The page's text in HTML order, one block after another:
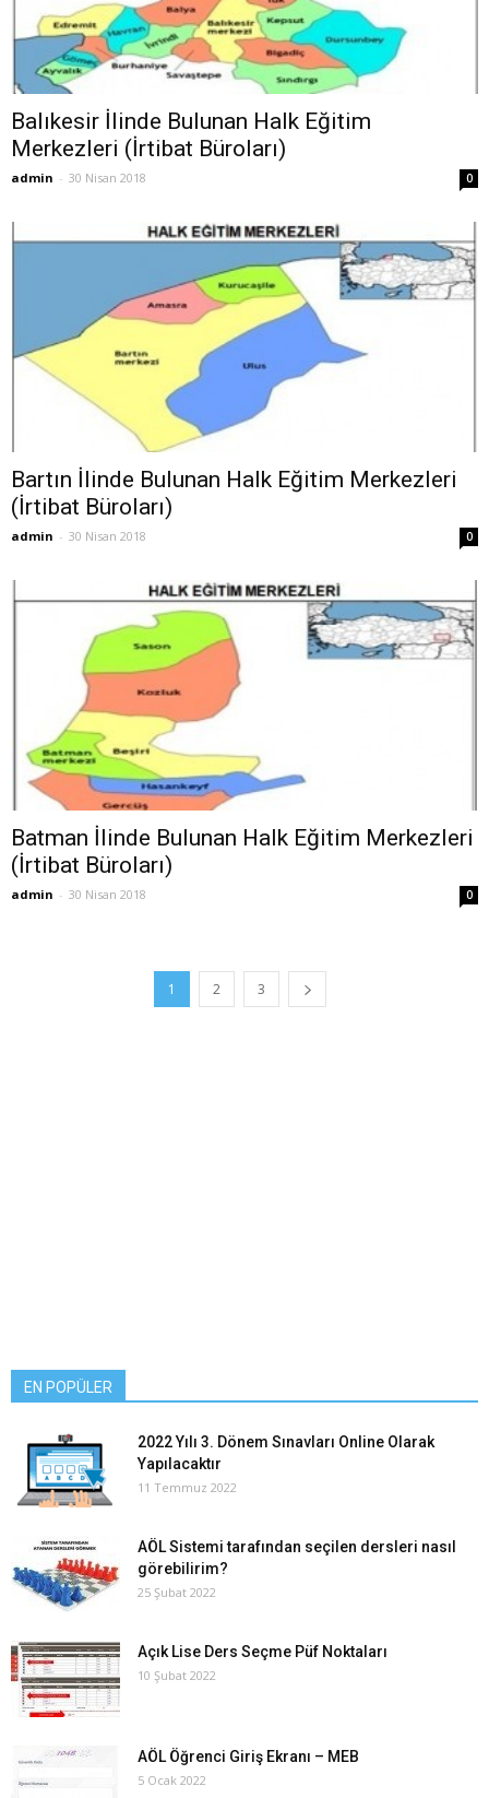
Balıkesir İlinde Bulunan Halk Eğitim
Merkezleri (İrtibat Büroları)
admin - 30 Nisan 2018 0
Bartın İlinde Bulunan Halk Eğitim Merkezleri
(İrtibat Büroları)
admin - 30 Nisan 2018 0
Batman İlinde Bulunan Halk Eğitim Merkezleri
(İrtibat Büroları)
admin - 30 Nisan 2018 0
1 2 3
EN POPÜLER
2022 Yılı 3. Dönem Sınavları Online Olarak
Yapılacaktır
11 Temmuz 2022
AÖL Sistemi tarafından seçilen dersleri nasıl
görebilirim?
25 Şubat 2022
Açık Lise Ders Seçme Püf Noktaları
10 Şubat 2022
AÖL Öğrenci Giriş Ekranı – MEB
5 Ocak 2022